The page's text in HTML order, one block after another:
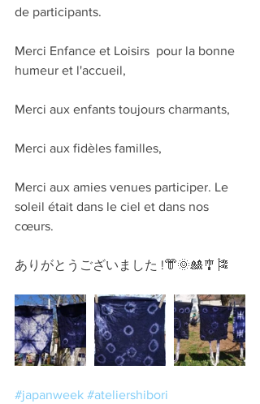
de participants.
Merci Enfance et Loisirs  pour la bonne
humeur et l'accueil,
Merci aux enfants toujours charmants,
Merci aux fidèles familles,
Merci aux amies venues participer. Le
soleil était dans le ciel et dans nos
cœurs.
ありがとうございました !👘🌞🎎🎐🎏
#japanweek #ateliershibori